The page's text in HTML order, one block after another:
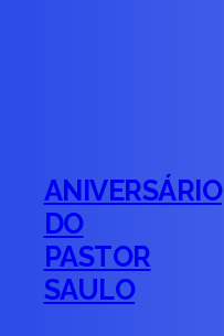
ANIVERSÁRIO
DO
PASTOR
SAULO